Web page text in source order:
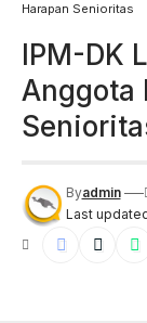
Harapan Senioritas
IPM-DK
Anggota
Last
Byadmin